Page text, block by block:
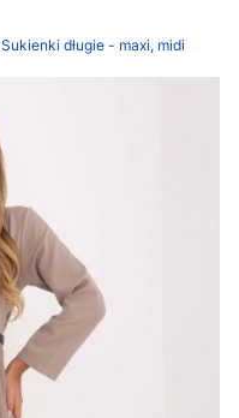
Sukienki długie - maxi, midi